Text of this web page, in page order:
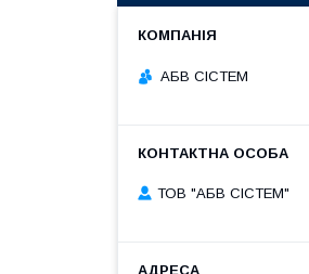
АБВ СІСТЕМ
ТОВ "АБВ СІСТЕМ"